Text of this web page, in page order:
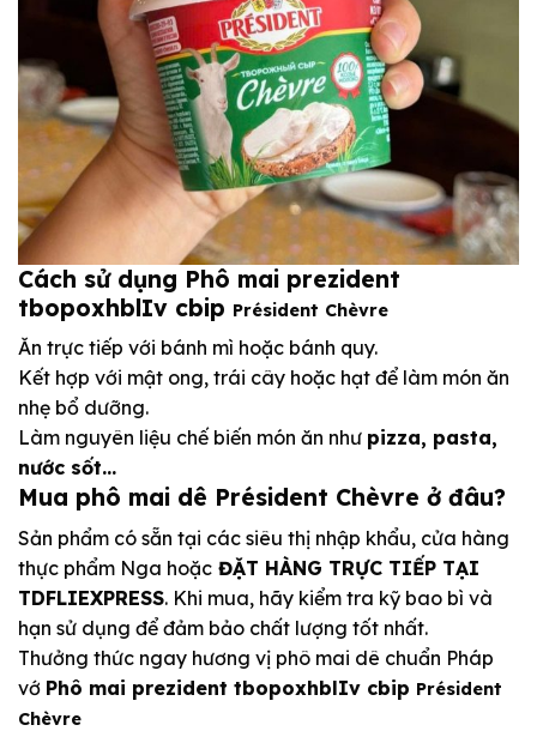
Cách sử dụng Phô mai prezident
tbopoxhblIv cbip Président Chèvre
Ăn trực tiếp với bánh mì hoặc bánh quy.
Kết hợp với mật ong, trái cây hoặc hạt để làm món ăn
nhẹ bổ dưỡng.
Làm nguyên liệu chế biến món ăn như pizza, pasta,
nước sốt…
Mua phô mai dê Président Chèvre ở đâu?
Sản phẩm có sẵn tại các siêu thị nhập khẩu, cửa hàng
thực phẩm Nga hoặc ĐẶT HÀNG TRỰC TIẾP TẠI
TDFLIEXPRESS. Khi mua, hãy kiểm tra kỹ bao bì và
hạn sử dụng để đảm bảo chất lượng tốt nhất.
Thưởng thức ngay hương vị phô mai dê chuẩn Pháp
vớ Phô mai prezident tbopoxhblIv cbip Président
Chèvre